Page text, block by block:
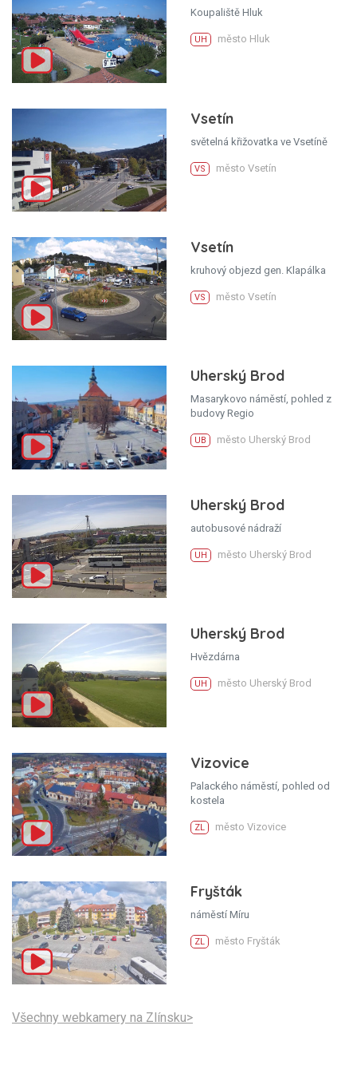
Koupaliště Hluk
UH město Hluk
Vsetín
světelná křižovatka ve Vsetíně
VS město Vsetín
Vsetín
kruhový objezd gen. Klapálka
VS město Vsetín
Uherský Brod
Masarykovo náměstí, pohled z
budovy Regio
UB město Uherský Brod
Uherský Brod
autobusové nádraží
UH město Uherský Brod
Uherský Brod
Hvězdárna
UH město Uherský Brod
Vizovice
Palackého náměstí, pohled od
kostela
ZL město Vizovice
Fryšták
náměstí Míru
ZL město Fryšták
Všechny webkamery na Zlínsku>